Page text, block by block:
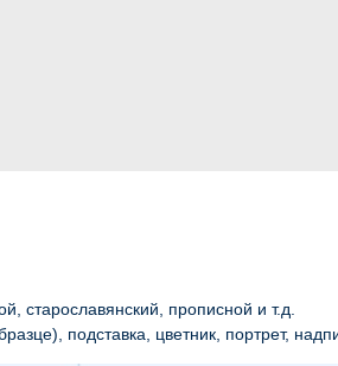
старославянский, прописной и т.д.
подставка, цветник, портрет,